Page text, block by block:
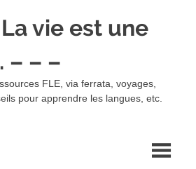
La vie est une
– – –
FLE, via ferrata, voyages,
pour apprendre les langues, etc.